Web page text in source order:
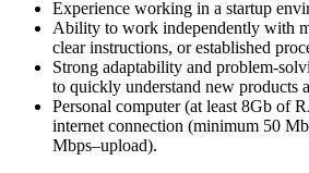
Experience working in a startup
Ability to work independently with
clear instructions, or established
Strong adaptability and problem-
to quickly understand new products
Personal computer (at least 8Gb of
internet connection (minimum 50
Mbps–upload).